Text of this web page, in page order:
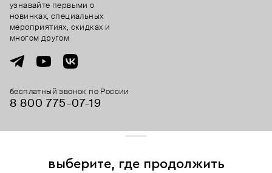
бесплатный звонок по России
8 800 775⁠-07⁠-19
узнавайте первыми о
новинках, специальных
мероприятиях, скидках и
многом другом
выберите, где продолжить